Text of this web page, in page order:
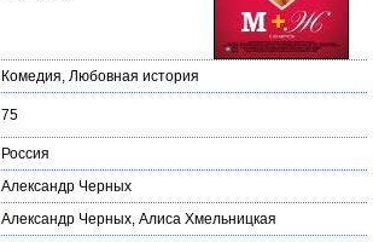
Комедия, Любовная история
75
Россия
Александр Черных
Александр Черных, Алиса Хмельницкая